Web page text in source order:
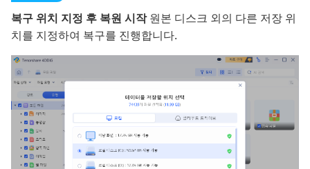
복구 위치 지정 후 복원 시작원본 디스크 외의 다른 저장 위
치를 지정하여 복구를 진행합니다.